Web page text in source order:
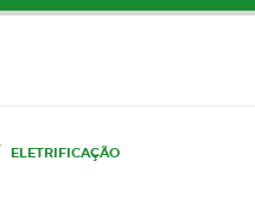
ELETRIFICAÇÃO